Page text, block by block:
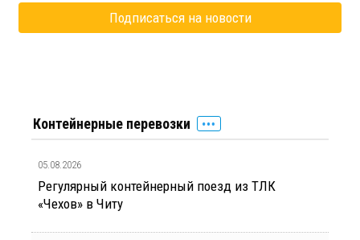
Контейнерные перевозки
05.08.2026
Регулярный контейнерный поезд из ТЛК
«Чехов» в Читу